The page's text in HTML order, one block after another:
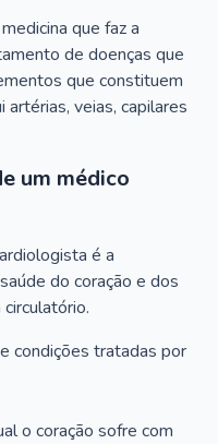
que faz a
de doenças que
que constituem
artérias, veias, capilares
um médico
é a
do coração e dos
condições tratadas por
o coração sofre com